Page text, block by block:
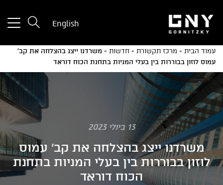
English
עמוד הבית » מרכז תקשורת » חדשות » משרדנו ייצג בהצלחה את קב'
עמוס לוזון בבוררות בין בעלי המניות בתחנת הכוח דוראד
13 ביולי 2023
משרדנו ייצג בהצלחה את קב' עמוס
לוזון בבוררות בין בעלי המניות בתחנת
הכוח דוראד